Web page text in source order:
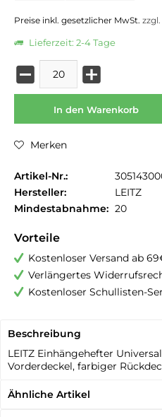
Preise inkl. gesetzlicher MwSt.
Lieferzeit: 2-4 Tage
In den Warenkorb
Merken
Artikel-Nr.:
Hersteller:
LEITZ
Mindestabnahme: 20
Vorteile
Kostenloser Versand ab
Verlängertes
Kostenloser Schullisten-
Beschreibung
LEITZ Einhängehefter
Vorderdeckel, farbiger
Ähnliche Artikel